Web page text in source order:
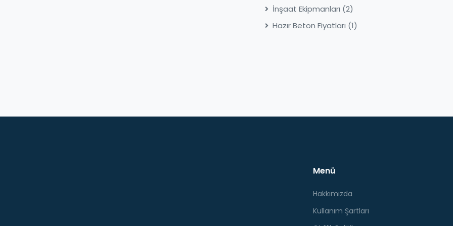
İnşaat Ekipmanları (2)
Hazır Beton Fiyatları (1)
Menü
Hakkımızda
Kullanım Şartları